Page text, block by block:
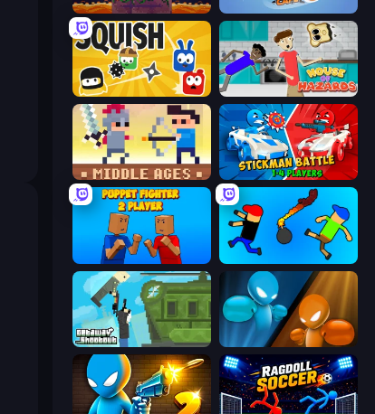
Duo Rush Hour Cafe
Squish House of Hazards
Castle Wars: Middle Ages Stickman battle 1-4 Players
Puppet Fighter 2 Player Mini-Caps: Bombs
Getaway Shootout Drunken Boxing